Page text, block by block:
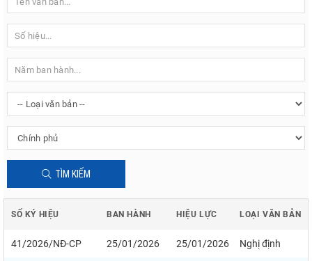
TÌM KIẾM
SỐ KÝ HIỆU BAN HÀNH HIỆU LỰC LOẠI VĂN BẢN
41/2026/NĐ-CP 25/01/2026 25/01/2026 Nghị định